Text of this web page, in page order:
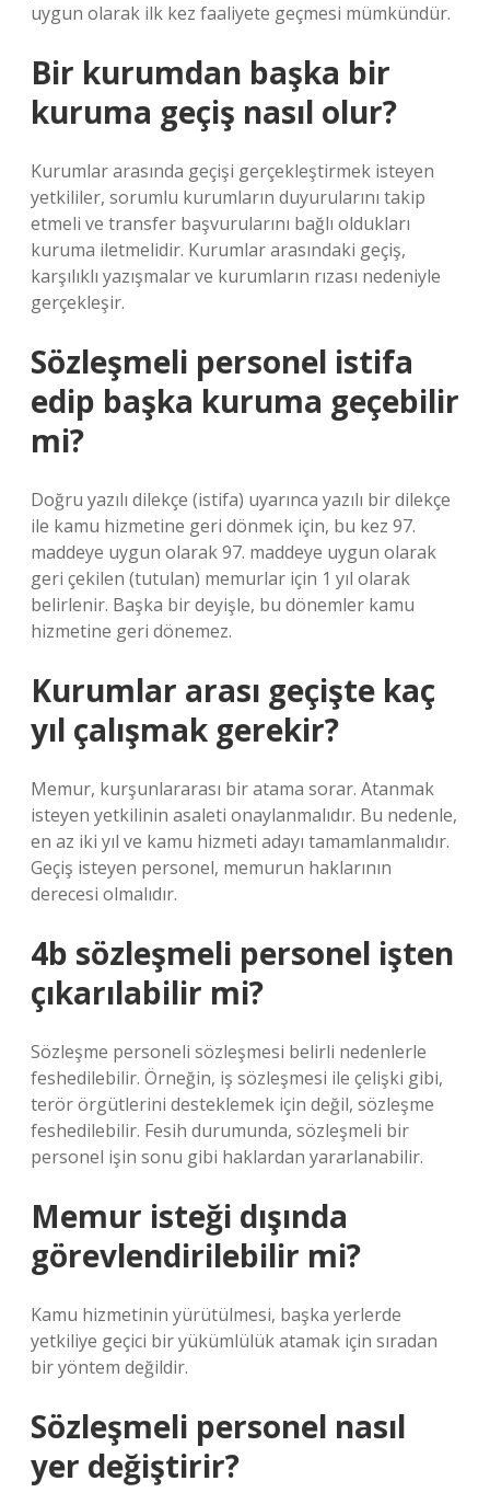
uygun olarak ilk kez faaliyete geçmesi mümkündür.
Bir kurumdan başka bir
kuruma geçiş nasıl olur?
Kurumlar arasında geçişi gerçekleştirmek isteyen
yetkililer, sorumlu kurumların duyurularını takip
etmeli ve transfer başvurularını bağlı oldukları
kuruma iletmelidir. Kurumlar arasındaki geçiş,
karşılıklı yazışmalar ve kurumların rızası nedeniyle
gerçekleşir.
Sözleşmeli personel istifa
edip başka kuruma geçebilir
mi?
Doğru yazılı dilekçe (istifa) uyarınca yazılı bir dilekçe
ile kamu hizmetine geri dönmek için, bu kez 97.
maddeye uygun olarak 97. maddeye uygun olarak
geri çekilen (tutulan) memurlar için 1 yıl olarak
belirlenir. Başka bir deyişle, bu dönemler kamu
hizmetine geri dönemez.
Kurumlar arası geçişte kaç
yıl çalışmak gerekir?
Memur, kurşunlararası bir atama sorar. Atanmak
isteyen yetkilinin asaleti onaylanmalıdır. Bu nedenle,
en az iki yıl ve kamu hizmeti adayı tamamlanmalıdır.
Geçiş isteyen personel, memurun haklarının
derecesi olmalıdır.
4b sözleşmeli personel işten
çıkarılabilir mi?
Sözleşme personeli sözleşmesi belirli nedenlerle
feshedilebilir. Örneğin, iş sözleşmesi ile çelişki gibi,
terör örgütlerini desteklemek için değil, sözleşme
feshedilebilir. Fesih durumunda, sözleşmeli bir
personel işin sonu gibi haklardan yararlanabilir.
Memur isteği dışında
görevlendirilebilir mi?
Kamu hizmetinin yürütülmesi, başka yerlerde
yetkiliye geçici bir yükümlülük atamak için sıradan
bir yöntem değildir.
Sözleşmeli personel nasıl
yer değiştirir?